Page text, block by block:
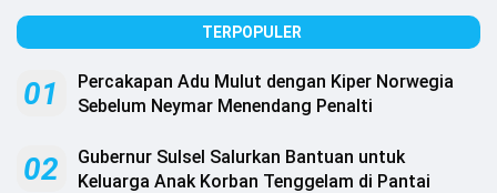
TERPOPULER
01
Percakapan Adu Mulut dengan Kiper Norwegia
Sebelum Neymar Menendang Penalti
02
Gubernur Sulsel Salurkan Bantuan untuk
Keluarga Anak Korban Tenggelam di Pantai